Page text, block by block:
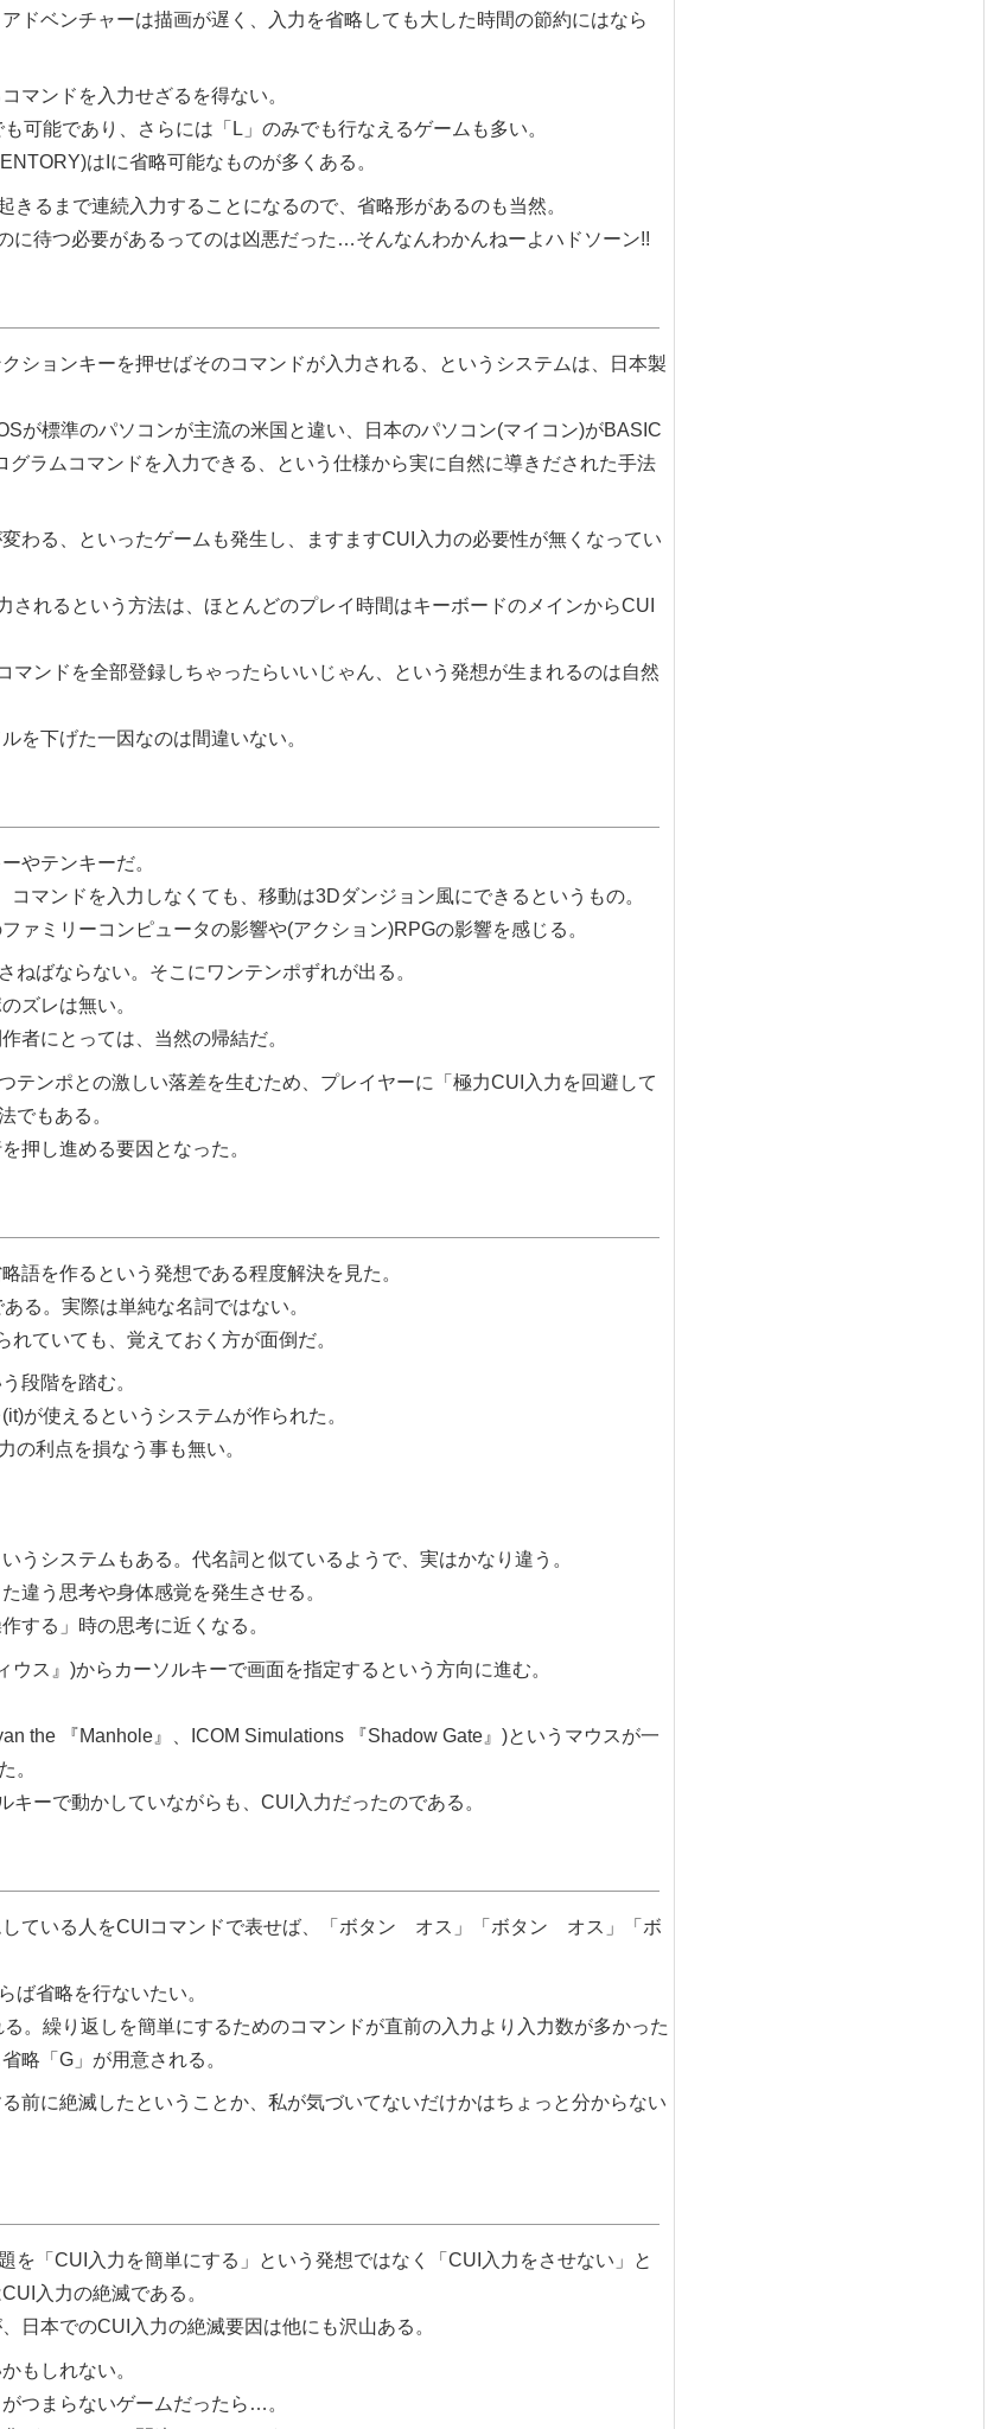
ベンチャーは描画が遅く、入力を省略しても大した時間の節約にはなら
マンドを入力せざるを得ない。
能であり、さらには「L」のみでも行なえるゲームも多い。
はIに省略可能なものが多くある。
るまで連続入力することになるので、省略形があるのも当然。
に待つ必要があるってのは凶悪だった…そんなんわかんねーよハドソーン!!
ョンキーを押せばそのコマンドが入力される、というシステムは、日本製
標準のパソコンが主流の米国と違い、日本のパソコン(マイコン)がBASIC
ラムコマンドを入力できる、という仕様から実に自然に導きだされた手法
る、といったゲームも発生し、ますますCUI入力の必要性が無くなってい
れるという方法は、ほとんどのプレイ時間はキーボードのメインからCUI
ンドを全部登録しちゃったらいいじゃん、という発想が生まれるのは自然
を下げた一因なのは間違いない。
やテンキーだ。
マンドを入力しなくても、移動は3Dダンジョン風にできるというもの。
ミリーコンピュータの影響や(アクション)RPGの影響を感じる。
ばならない。そこにワンテンポずれが出る。
ズレは無い。
者にとっては、当然の帰結だ。
ンポとの激しい落差を生むため、プレイヤーに「極力CUI入力を回避して
でもある。
押し進める要因となった。
を作るという発想である程度解決を見た。
る。実際は単純な名詞ではない。
ていても、覚えておく方が面倒だ。
段階を踏む。
が使えるというシステムが作られた。
利点を損なう事も無い。
システムもある。代名詞と似ているようで、実はかなり違う。
違う思考や身体感覚を発生させる。
する」時の思考に近くなる。
ウス
)からカーソルキーで画面を指定するという方向に進む。
the Manhole 、ICOM Simulations Shadow Gate
)というマウスが一
。
キーで動かしていながらも、CUI入力だったのである。
ている人をCUIコマンドで表せば、「ボタン オス」「ボタン オス」「ボ
省略を行ないたい。
。繰り返しを簡単にするためのコマンドが直前の入力より入力数が多かった
略「G」が用意される。
に絶滅したということか、私が気づいてないだけかはちょっと分からない
「CUI入力を簡単にする」という発想ではなく「CUI入力をさせない」と
入力の絶滅である。
本でのCUI入力の絶滅要因は他にも沢山ある。
もしれない。
がつまらないゲームだったら…。